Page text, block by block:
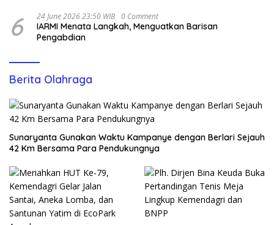
6 24 June 2026 23:50 WIB 0 Comment
IARMI Menata Langkah, Menguatkan Barisan
Pengabdian
Berita Olahraga
Sunaryanta Gunakan Waktu Kampanye dengan Berlari Sejauh
42 Km Bersama Para Pendukungnya